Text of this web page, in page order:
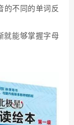
的不同的单词反
就能够掌握字母